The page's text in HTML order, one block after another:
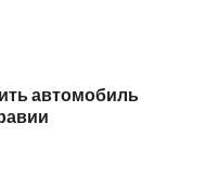
автомобиль